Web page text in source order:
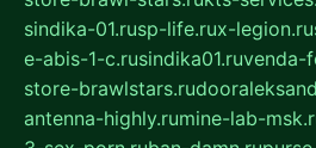
sindika-01.rusp-life.rux-legion.ru
e-abis-1-c.rusindika01.ruvenda-
store-brawlstars.ru
antenna-highly.rumine-lab-